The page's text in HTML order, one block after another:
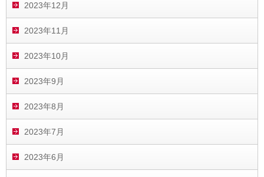
2023年12月
2023年11月
2023年10月
2023年9月
2023年8月
2023年7月
2023年6月